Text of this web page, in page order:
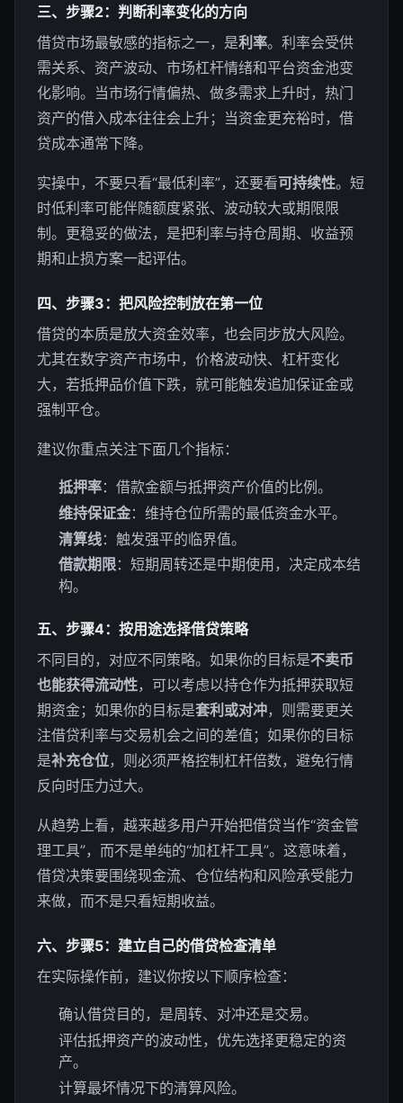
三、步骤2：判断利率变化的方向
借贷市场最敏感的指标之一，是利率。利率会受供
需关系、资产波动、市场杠杆情绪和平台资金池变
化影响。当市场行情偏热、做多需求上升时，热门
资产的借入成本往往会上升；当资金更充裕时，借
贷成本通常下降。
实操中，不要只看“最低利率”，还要看可持续性。短
时低利率可能伴随额度紧张、波动较大或期限限
制。更稳妥的做法，是把利率与持仓周期、收益预
期和止损方案一起评估。
四、步骤3：把风险控制放在第一位
借贷的本质是放大资金效率，也会同步放大风险。
尤其在数字资产市场中，价格波动快、杠杆变化
大，若抵押品价值下跌，就可能触发追加保证金或
强制平仓。
建议你重点关注下面几个指标：
抵押率：借款金额与抵押资产价值的比例。
维持保证金：维持仓位所需的最低资金水平。
清算线：触发强平的临界值。
借款期限：短期周转还是中期使用，决定成本结
构。
五、步骤4：按用途选择借贷策略
不同目的，对应不同策略。如果你的目标是不卖币
也能获得流动性，可以考虑以持仓作为抵押获取短
期资金；如果你的目标是套利或对冲，则需要更关
注借贷利率与交易机会之间的差值；如果你的目标
是补充仓位，则必须严格控制杠杆倍数，避免行情
反向时压力过大。
从趋势上看，越来越多用户开始把借贷当作“资金管
理工具”，而不是单纯的“加杠杆工具”。这意味着，
借贷决策要围绕现金流、仓位结构和风险承受能力
来做，而不是只看短期收益。
六、步骤5：建立自己的借贷检查清单
在实际操作前，建议你按以下顺序检查：
确认借贷目的，是周转、对冲还是交易。
评估抵押资产的波动性，优先选择更稳定的资
产。
计算最坏情况下的清算风险。